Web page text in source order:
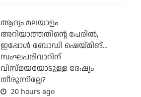
ആദ്യം മലയാളം
അറിയാത്തതിന്റെ പേരില്‍,
ഇപ്പോള്‍ ബോഡി ഷെയ്മിങ്...
സംഘപരിവാറിന്
വിസ്മയയോടുള്ള ദേഷ്യം
തീരുന്നില്ലേ?
20 hours ago